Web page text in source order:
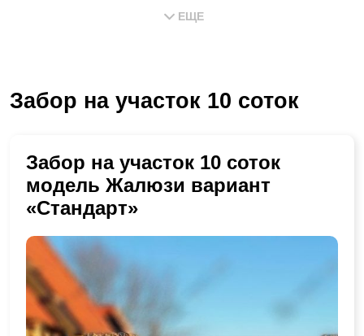
сколько стоит забор на 10 соток
сколько стоит забор на 6 соток
ЕЩЕ
Забор на участок 10 соток
Забор на участок 10 соток
модель Жалюзи вариант
«Стандарт»